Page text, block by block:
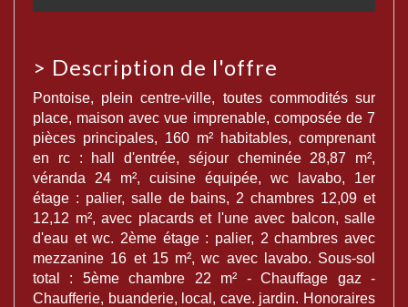
> Description de l'offre
Pontoise, plein centre-ville, toutes commodités sur
place, maison avec vue imprenable, composée de 7
pièces principales, 160 m² habitables, comprenant
en rc : hall d'entrée, séjour cheminée 28,87 m²,
véranda 24 m², cuisine équipée, wc lavabo, 1er
étage : palier, salle de bains, 2 chambres 12,09 et
12,12 m², avec placards et l'une avec balcon, salle
d'eau et wc. 2ème étage : palier, 2 chambres avec
mezzanine 16 et 15 m², wc avec lavabo. Sous-sol
total : 5ème chambre 22 m² - Chauffage gaz -
Chaufferie, buanderie, local, cave. jardin. Honoraires